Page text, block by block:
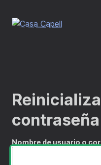
contenido
contraseña
Nombre de usuario o